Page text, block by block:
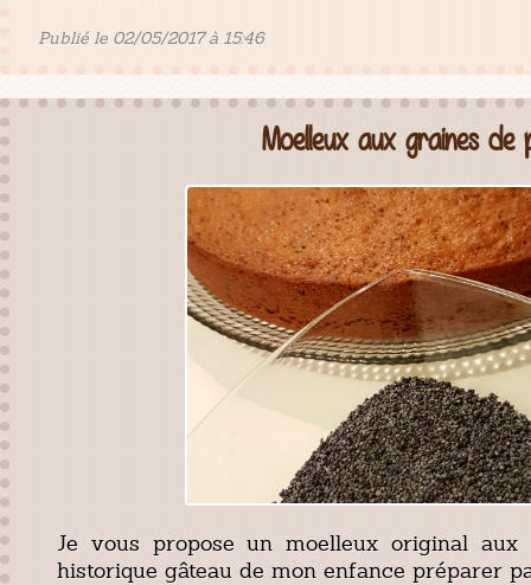
Publié le 02/05/2017 à 15:46
Moelleux aux graines de
Je vous propose un moelleux original
historique gâteau de mon enfance préparer